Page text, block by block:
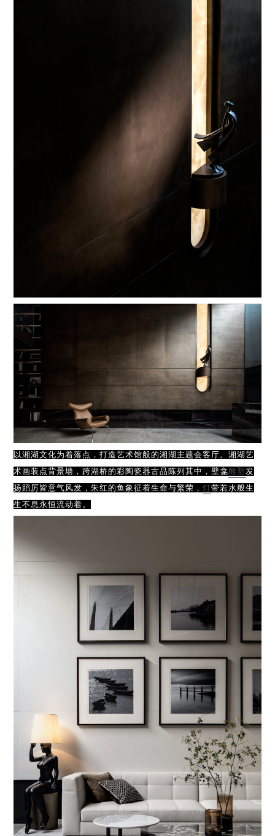
以湘湖文化为着落点，打造艺术馆般的湘湖主题会客厅。湘湖艺
术画装点背景墙，跨湖桥的彩陶瓷器古品陈列其中，壁龛 雕塑发
扬蹈厉皆意气风发，朱红的鱼象征着生命与繁荣， 灯带若水般生
生不息永恒流动着。